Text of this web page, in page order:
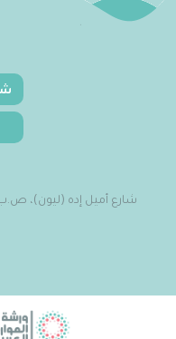
شارع أميل إده (ليون)، ص.ب: 5916 – 13، (شوران) بيروت،